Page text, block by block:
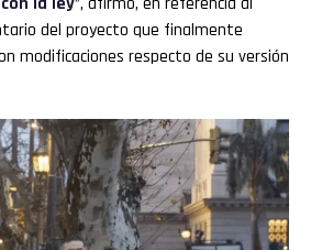
del proyecto que finalmente
modificaciones respecto de su versión